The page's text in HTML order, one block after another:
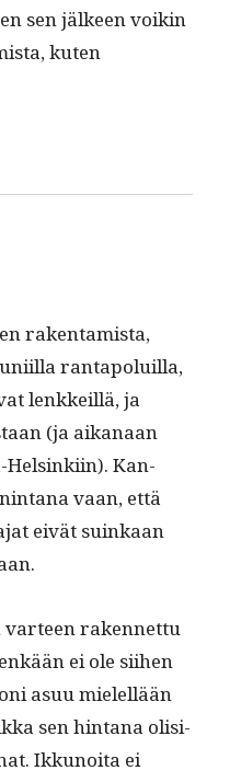
sen jäl­keen voikin
kuten
rak­en­tamista,
rantapoluil­la,
lenkkeil­lä, ja
(ja aikanaan
Helsinki­in). Kan­
vaan, että
eivät suinkaan
var­teen raken­net­tu
ei ole siihen
asuu mielel­lään
sen hin­tana oli­si­
Ikkunoi­ta ei